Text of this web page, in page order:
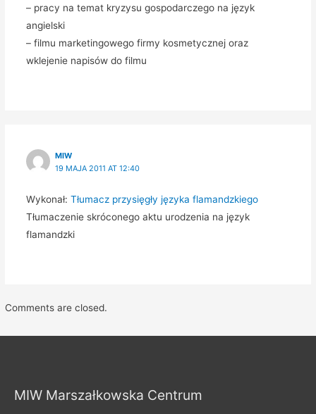
– pracy na temat kryzysu gospodarczego na język
angielski
– filmu marketingowego firmy kosmetycznej oraz
wklejenie napisów do filmu
MIW
19 MAJA 2011 AT 12:40
Wykonał: Tłumacz przysięgły języka flamandzkiego
Tłumaczenie skróconego aktu urodzenia na język
flamandzki
Comments are closed.
MIW Marszałkowska Centrum